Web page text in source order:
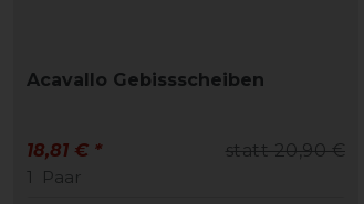
Acavallo Gebissscheiben
statt 20,90 €
18,81 € *
1
Paar